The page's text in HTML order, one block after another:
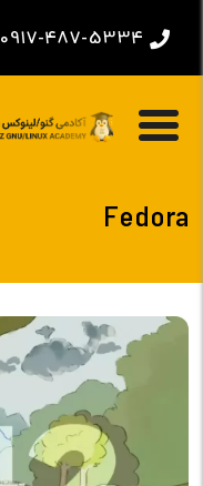
0917-487-5334
Fedora